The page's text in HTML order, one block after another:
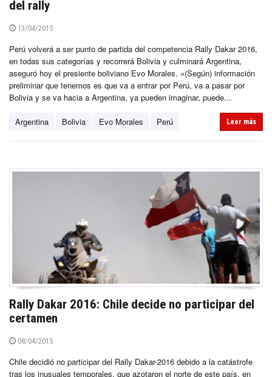
del rally
13/04/2015
Perú volverá a ser punto de partida del competencia Rally Dakar 2016,
en todas sus categorías y recorrerá Bolivia y culminará Argentina,
aseguró hoy el presiente boliviano Evo Morales. «(Según) información
preliminar que tenemos es que va a entrar por Perú, va a pasar por
Bolivia y se va hacia a Argentina, ya pueden imaginar, puede...
Argentina Bolivia Evo Morales Perú Leer más
Rally Dakar 2016: Chile decide no participar del
certamen
08/04/2015
Chile decidió no participar del Rally Dakar-2016 debido a la catástrofe
tras los inusuales temporales, que azotaron el norte de este país, en